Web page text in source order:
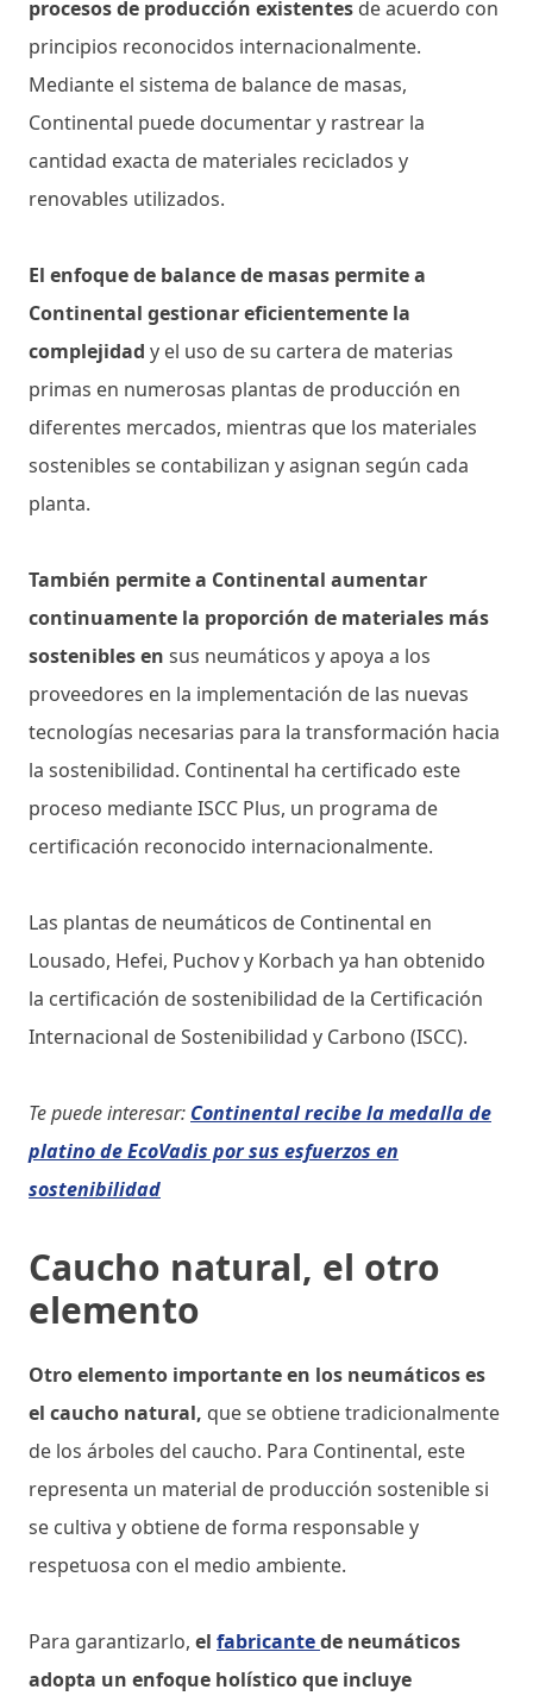
procesos de producción existentes de acuerdo con
principios reconocidos internacionalmente.
Mediante el sistema de balance de masas,
Continental puede documentar y rastrear la
cantidad exacta de materiales reciclados y
renovables utilizados.
El enfoque de balance de masas permite a
Continental gestionar eficientemente la
complejidad y el uso de su cartera de materias
primas en numerosas plantas de producción en
diferentes mercados, mientras que los materiales
sostenibles se contabilizan y asignan según cada
planta.
También permite a Continental aumentar
continuamente la proporción de materiales más
sostenibles en sus neumáticos y apoya a los
proveedores en la implementación de las nuevas
tecnologías necesarias para la transformación hacia
la sostenibilidad. Continental ha certificado este
proceso mediante ISCC Plus, un programa de
certificación reconocido internacionalmente.
Las plantas de neumáticos de Continental en
Lousado, Hefei, Puchov y Korbach ya han obtenido
la certificación de sostenibilidad de la Certificación
Internacional de Sostenibilidad y Carbono (ISCC).
Te puede interesar: Continental recibe la medalla de
platino de EcoVadis por sus esfuerzos en
sostenibilidad
Caucho natural, el otro
elemento
Otro elemento importante en los neumáticos es
el caucho natural, que se obtiene tradicionalmente
de los árboles del caucho. Para Continental, este
representa un material de producción sostenible si
se cultiva y obtiene de forma responsable y
respetuosa con el medio ambiente.
Para garantizarlo, el fabricantede neumáticos
adopta un enfoque holístico que incluye